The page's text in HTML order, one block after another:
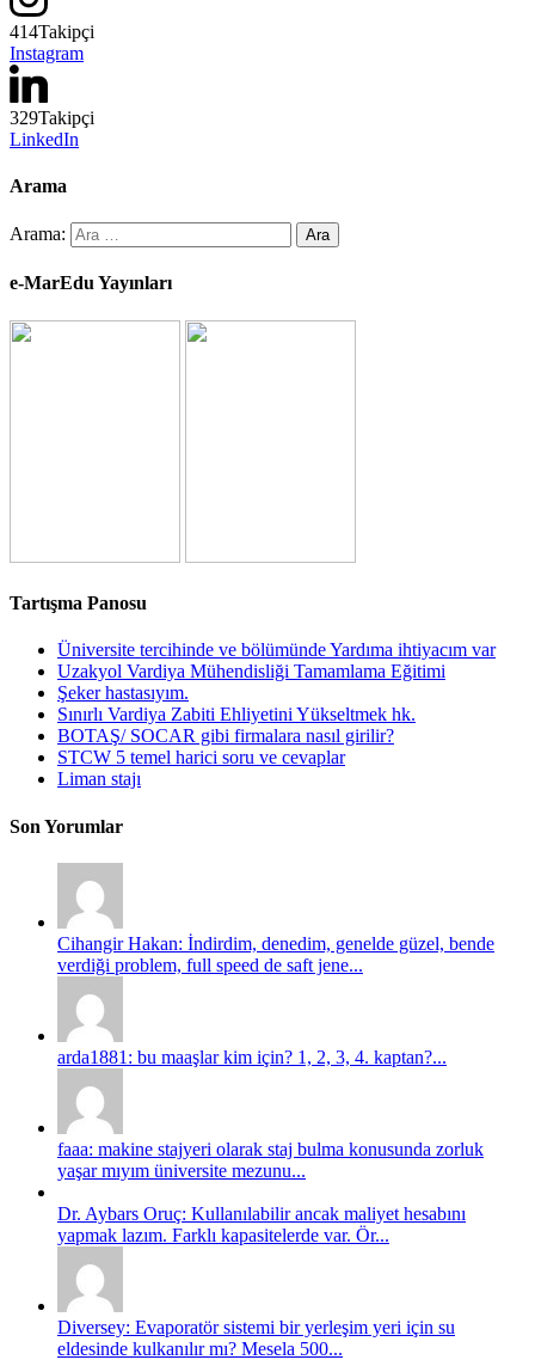
414Takipçi
Instagram
329Takipçi
LinkedIn
Arama
Arama:
e-MarEdu Yayınları
Tartışma Panosu
Üniversite tercihinde ve bölümünde Yardıma ihtiyacım var
Uzakyol Vardiya Mühendisliği Tamamlama Eğitimi
Şeker hastasıyım.
Sınırlı Vardiya Zabiti Ehliyetini Yükseltmek hk.
BOTAŞ/ SOCAR gibi firmalara nasıl girilir?
STCW 5 temel harici soru ve cevaplar
Liman stajı
Son Yorumlar
Cihangir Hakan: İndirdim, denedim, genelde güzel, bende
verdiği problem, full speed de saft jene...
arda1881: bu maaşlar kim için? 1, 2, 3, 4. kaptan?...
faaa: makine stajyeri olarak staj bulma konusunda zorluk
yaşar mıyım üniversite mezunu...
Dr. Aybars Oruç: Kullanılabilir ancak maliyet hesabını
yapmak lazım. Farklı kapasitelerde var. Ör...
Diversey: Evaporatör sistemi bir yerleşim yeri için su
eldesinde kulkanılır mı? Mesela 500...